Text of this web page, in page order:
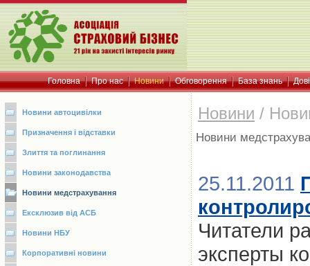
Головна Про нас Новини Обговорення База знань
Новини автоцивілки
Призначення і відставки
Злиття та поглинання
Новини законодавства
Новини медстрахування
Ексклюзив від АСБ
Новини НБУ
Корпоративні новини
Новини /
Новини
25.11.2011
Читатели
эксперты